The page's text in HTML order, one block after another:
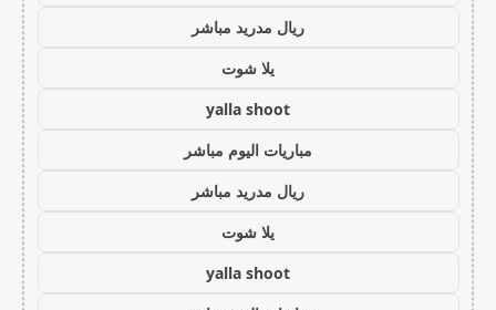
ريال مدريد مباشر
يلا شوت
yalla shoot
مباريات اليوم مباشر
ريال مدريد مباشر
يلا شوت
yalla shoot